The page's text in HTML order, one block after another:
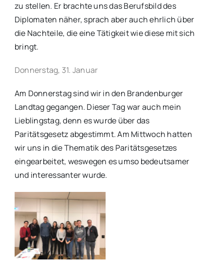
zu stellen. Er brachte uns das Berufsbild des
Diplomaten näher, sprach aber auch ehrlich über
die Nachteile, die eine Tätigkeit wie diese mit sich
bringt.
Donnerstag, 31. Januar
Am Donnerstag sind wir in den Brandenburger
Landtag gegangen. Dieser Tag war auch mein
Lieblingstag, denn es wurde über das
Paritätsgesetz abgestimmt. Am Mittwoch hatten
wir uns in die Thematik des Paritätsgesetzes
eingearbeitet, weswegen es umso bedeutsamer
und interessanter wurde.